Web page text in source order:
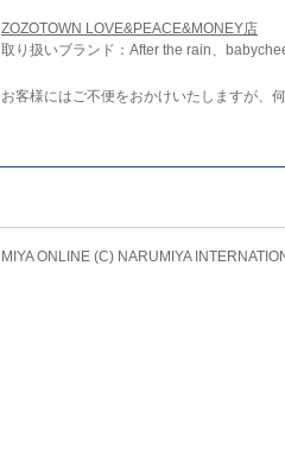
ZOZOTOWN LOVE&PEACE&MONEY店
取り扱いブランド：After the rain、
お客様にはご不便をおかけいたしますが、